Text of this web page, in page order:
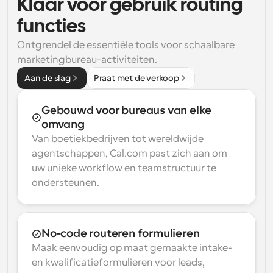
Klaar voor gebruik routing
functies
Ontgrendel de essentiële tools voor schaalbare
marketingbureau-activiteiten.
Aan de slag Praat met de verkoop
Gebouwd voor bureaus van elke
omvang
Van boetiekbedrijven tot wereldwijde
agentschappen, Cal.com past zich aan om
uw unieke workflow en teamstructuur te
ondersteunen.
No-code routeren formulieren
Maak eenvoudig op maat gemaakte intake-
en kwalificatieformulieren voor leads,